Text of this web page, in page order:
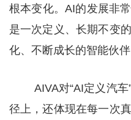
根本变化。AI的发展非
是一次定义、长期不变
化、不断成长的智能伙伴
AIVA对“AI定义汽
径上，还体现在每一次